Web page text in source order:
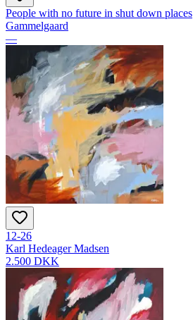
People with no future in shut down places
Gammelgaard
—
12-26
Karl Hedeager Madsen
2.500 DKK